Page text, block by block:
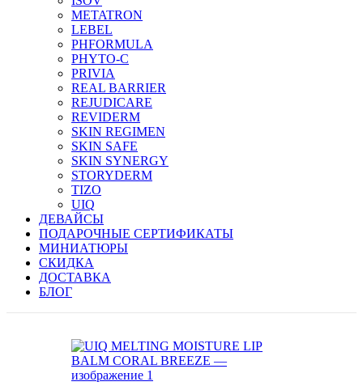
METATRON
LEBEL
PHFORMULA
PHYTO-C
PRIVIA
REAL BARRIER
REJUDICARE
REVIDERM
SKIN REGIMEN
SKIN SAFE
SKIN SYNERGY
STORYDERM
TIZO
UIQ
ДЕВАЙСЫ
ПОДАРОЧНЫЕ СЕРТИФИКАТЫ
МИНИАТЮРЫ
СКИДКА
ДОСТАВКА
БЛОГ